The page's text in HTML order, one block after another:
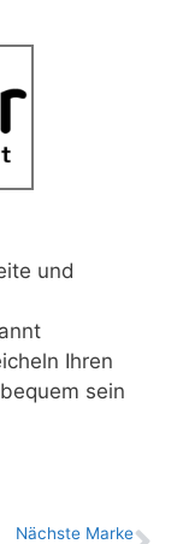
und
Ihren
sein
Nächste Marke